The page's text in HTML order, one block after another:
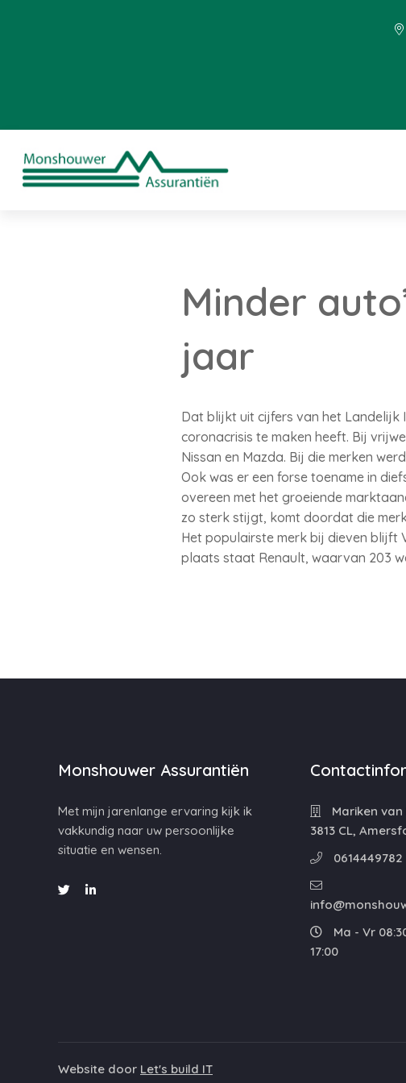
Minder
jaar
Dat blijkt uit cijfers van het
coronacrisis te maken heeft. Bij
Nissan en Mazda. Bij die merken
Ook was er een forse toename in
overeen met het groeiende
zo sterk stijgt, komt doordat die
Het populairste merk bij dieven blijft
plaats staat Renault, waarvan 203
Monshouwer Assurantiën
Met mijn jarenlange ervaring kijk ik
vakkundig naar uw persoonlijke
situatie en wensen.
Mariken
3813 CL,
0614449782
Ma - Vr
17:00
Website door Let's build IT